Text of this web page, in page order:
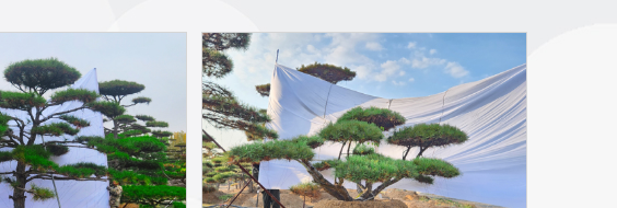
大新老客户光临选购！我们的经营理念：诚信为本，公平实力竞争和周
恒的追求，我们的经营模式：以市场带基地，以基地促生产，以生产
以务实创新求发展！